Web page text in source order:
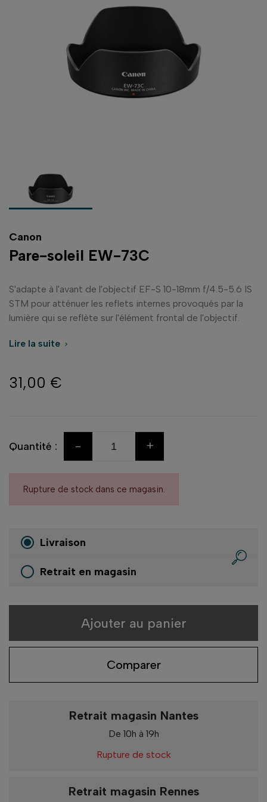
Canon
Pare-soleil EW-73C
S'adapte à l'avant de l'objectif EF-S 10-18mm f/4.5-5.6 IS
STM pour atténuer les reflets internes provoqués par la
lumière qui se reflète sur l'élément frontal de l'objectif.
Lire la suite 
31,00 €
Quantité : - +
Rupture de stock dans ce magasin.
Livraison
Retrait en magasin
Ajouter au panier
Comparer
Retrait magasin Nantes
De 10h à 19h
Rupture de stock
Retrait magasin Rennes